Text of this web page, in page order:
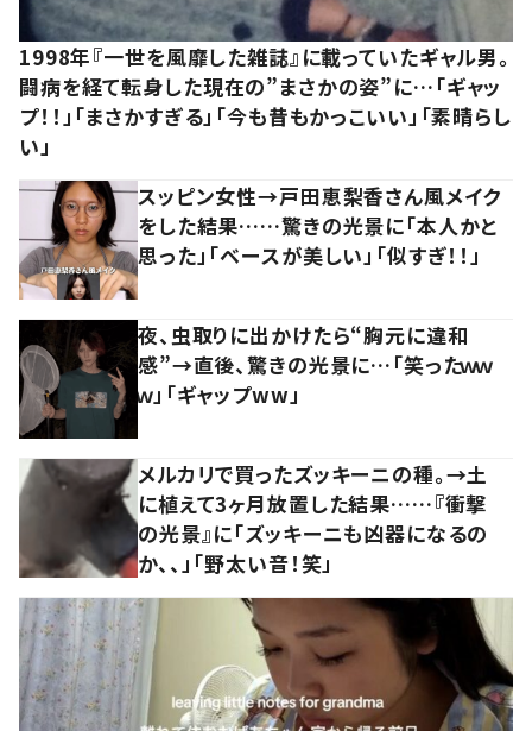
1998年『一世を風靡した雑誌』に載っていたギャル男。
闘病を経て転身した現在の”まさかの姿”に…「ギャッ
プ！！」「まさかすぎる」「今も昔もかっこいい」「素晴らし
い」
スッピン女性→戸田恵梨香さん風メイク
をした結果……驚きの光景に「本人かと
思った」「ベースが美しい」「似すぎ！！」
夜、虫取りに出かけたら“胸元に違和
感”→直後、驚きの光景に…「笑ったｗｗ
ｗ」「ギャップww」
メルカリで買ったズッキーニの種。→土
に植えて3ヶ月放置した結果……『衝撃
の光景』に「ズッキーニも凶器になるの
か、、」「野太い音！笑」